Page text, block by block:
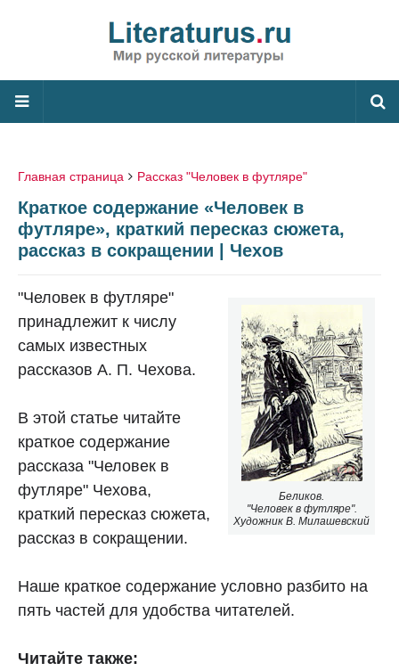
Главная страница Рассказ "Человек в футляре"
Краткое содержание «Человек в
футляре», краткий пересказ сюжета,
рассказ в сокращении | Чехов
Беликов.
"Человек в футляре".
Художник В. Милашевский
"Человек в футляре"
принадлежит к числу
самых известных
рассказов А. П. Чехова.
В этой статье читайте
краткое содержание
рассказа "Человек в
футляре" Чехова,
краткий пересказ сюжета,
рассказ в сокращении.
Наше краткое содержание условно разбито на
пять частей для удобства читателей.
Читайте также: